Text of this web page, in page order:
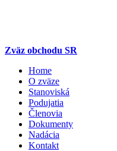
Zväz obchodu SR
Home
O zväze
Stanoviská
Podujatia
Členovia
Dokumenty
Nadácia
Kontakt